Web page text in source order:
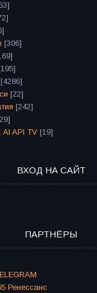
[306]
[4286]
[22]
[242]
API TV [19]
ВХОД НА САЙТ
ПАРТНЁРЫ
Ренессанс